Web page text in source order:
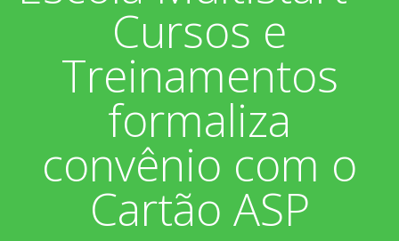
Notícias
Vídeos
Aniversariantes
Boletim Informativo
Extrato do Cartão ASP
Nossos Convênios
Sobre
Diretoria
Nossa História
Cursos e
Treinamentos
formaliza
convênio com o
Cartão ASP